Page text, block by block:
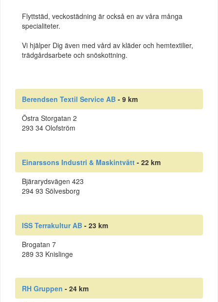
Flyttstäd, veckostädning är också en av våra många
specialiteter.
Vi hjälper Dig även med vård av kläder och hemtextilier,
trädgårdsarbete och snöskottning.
Berendsen Textil Service AB - 9 km
Östra Storgatan 2
293 34 Olofström
Einarssons Industri & Maskintvätt - 22 km
Bjärarydsvägen 423
294 93 Sölvesborg
ISS Terrakultur AB - 23 km
Brogatan 7
289 33 Knislinge
RH Gruppen - 24 km